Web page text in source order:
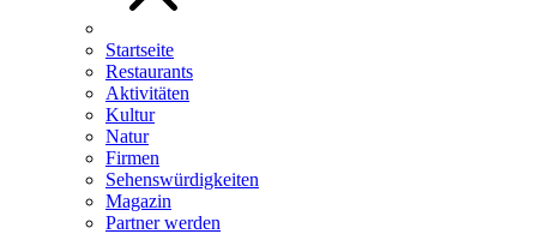
Startseite
Restaurants
Aktivitäten
Kultur
Natur
Firmen
Sehenswürdigkeiten
Magazin
Partner werden